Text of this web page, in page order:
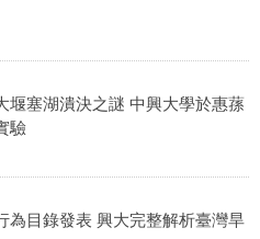
堰塞湖潰決之謎 中興大學於惠蓀
驗
為目錄發表 興大完整解析臺灣旱